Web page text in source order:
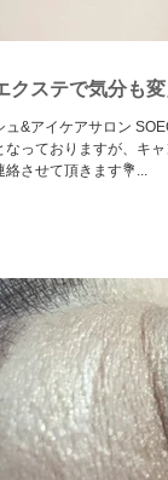
クステで気分も
ケアサロン SOECA belindaです♡ （
なっておりますが、キ
絡させて頂きます💐...